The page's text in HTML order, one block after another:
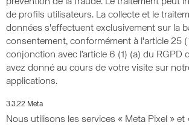
de profils utilisateurs. La collecte et le
données s'effectuent exclusivement sur la
consentement, conformément à l'article 25
conjonction avec l’article 6 (1) (a) du RGPD
avez donné au cours de votre visite sur
applications.
3.3.22 Meta
Nous utilisons les services « Meta Pixel » et